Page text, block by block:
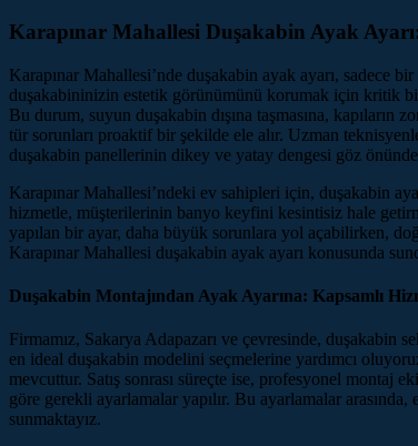
Karapınar Mahallesi Duşakabin Ayak
Karapınar Mahallesi’nde duşakabin ayak ayarı, sadece
duşakabininizin estetik görünümünü korumak için kritik
Bu durum, suyun duşakabin dışına taşmasına,
tür sorunları proaktif bir şekilde ele alır. Uzman
duşakabin panellerinin dikey ve yatay dengesi göz
Karapınar Mahallesi’ndeki ev sahipleri için, duşakabin
hizmetle, müşterilerinin banyo keyfini kesintisiz hale
yapılan bir ayar, daha büyük sorunlara yol açabilirken,
Karapınar Mahallesi duşakabin ayak ayarı konusunda
Duşakabin Montajından Ayak Ayarına: Kapsamlı
Firmamız, Sakarya Adapazarı ve çevresinde, duşakabin
en ideal duşakabin modelini seçmelerine yardımcı
mevcuttur. Satış sonrası süreçte ise, profesyonel montaj
göre gerekli ayarlamalar yapılır. Bu ayarlamalar
sunmaktayız.